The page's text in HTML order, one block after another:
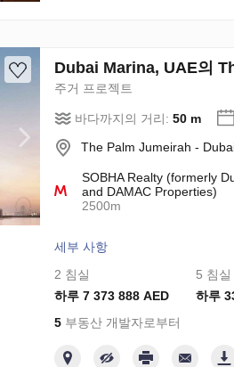
Dubai Marina, UAE의
주거 프로젝트
바다까지의 거리: 50 m
The Palm Jumeirah -
SOBHA Realty (formerly
and DAMAC Properties)
2500m
세부 사항
2 침실
하루 7 373 888 AED
5 침실
하루
5부동산 개발자로부터